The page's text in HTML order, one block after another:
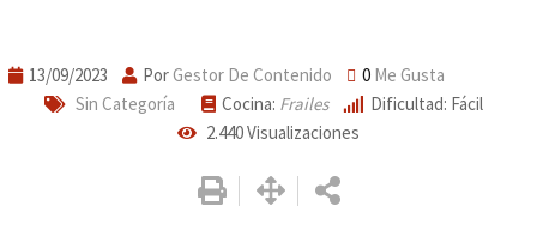
13/09/2023 PorGestor De Contenido 0 Me Gusta
Sin Categoría
Cocina: Frailes
Dificultad: Fácil
2.440Visualizaciones